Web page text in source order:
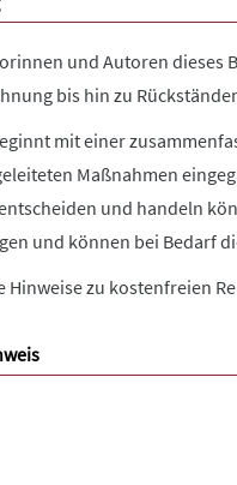
und Autoren dieses
bis hin zu
mit einer
Maßnahmen
und handeln
und können bei Bedarf
Hinweise zu kostenfreien